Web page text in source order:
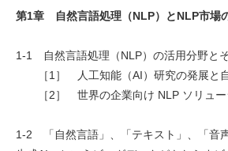
第1章 自然言語処理（NLP）とNLP市場
1-1 自然言語処理（NLP）の活用分野と
［1］ 人工知能（AI）研究の発展と自
［2］ 世界の企業向け NLP ソリュー
1-2 「自然言語」、「テキスト」、「音